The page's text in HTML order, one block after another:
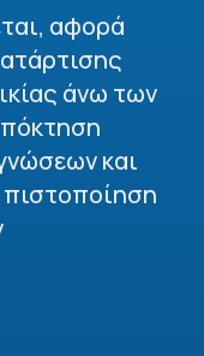
αφορά
άνω των
και
πιστοποίηση